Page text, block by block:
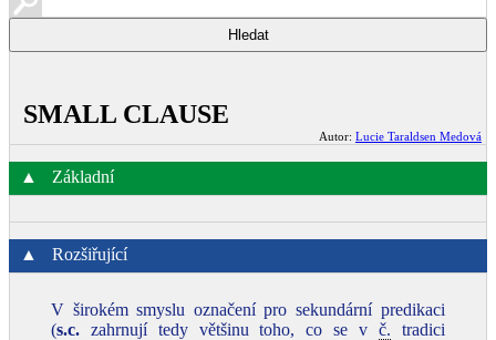
SMALL CLAUSE
Autor: Lucie Taraldsen Medová
▲ Základní
▲ Rozšiřující
V širokém smyslu označení pro sekundární predikaci
(s.c. zahrnují tedy většinu toho, co se v č. tradici